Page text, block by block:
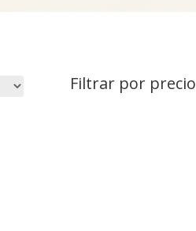
Filtrar por precio